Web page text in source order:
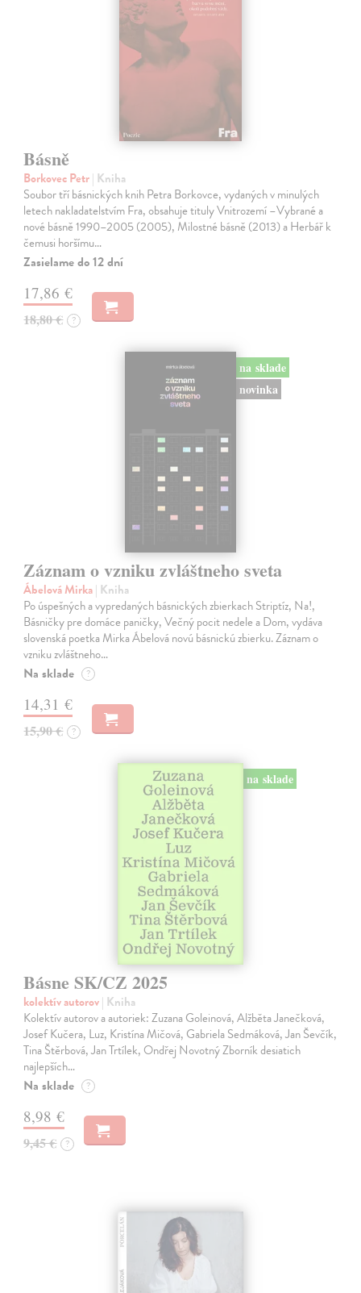
Básně
Borkovec Petr| Kniha
Soubor tří básnických knih Petra Borkovce, vydaných v minulých
letech nakladatelstvím Fra, obsahuje tituly Vnitrozemí –Vybrané a
nové básně 1990–2005 (2005), Milostné básně (2013) a Herbář k
čemusi horšímu…
Zasielame do 12 dní
17,86 €
18,80 € ?
na sklade
novinka
Záznam o vzniku zvláštneho sveta
Ábelová Mirka| Kniha
Po úspešných a vypredaných básnických zbierkach Striptíz, Na!,
Básničky pre domáce paničky, Večný pocit nedele a Dom, vydáva
slovenská poetka Mirka Ábelová novú básnickú zbierku. Záznam o
vzniku zvláštneho…
Na sklade ?
14,31 €
15,90 € ?
na sklade
Básne SK/CZ 2025
kolektív autorov| Kniha
Kolektív autorov a autoriek: Zuzana Goleinová, Alžběta Janečková,
Josef Kučera, Luz, Kristína Mičová, Gabriela Sedmáková, Jan Ševčík,
Tina Štěrbová, Jan Trtílek, Ondřej Novotný Zborník desiatich
najlepších…
Na sklade ?
8,98 €
9,45 € ?